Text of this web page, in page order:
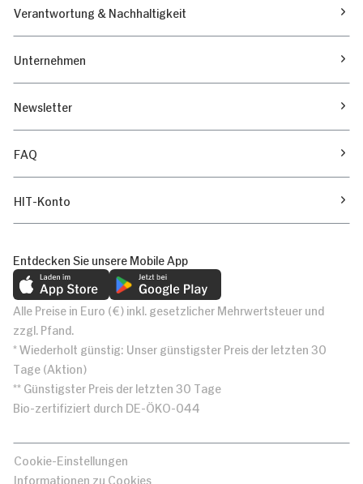
Verantwortung & Nachhaltigkeit
Unternehmen
Newsletter
FAQ
HIT-Konto
Entdecken Sie unsere Mobile App
Alle Preise in Euro (€) inkl. gesetzlicher Mehrwertsteuer und
zzgl. Pfand.
* Wiederholt günstig: Unser günstigster Preis der letzten 30
Tage (Aktion)
** Günstigster Preis der letzten 30 Tage
Bio-zertifiziert durch DE-ÖKO-044
Cookie-Einstellungen
Informationen zu Cookies